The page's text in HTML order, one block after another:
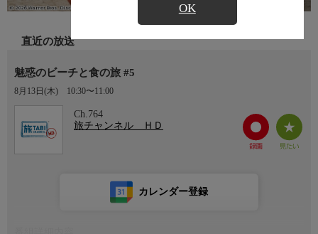
OK
直近の放送
魅惑のビーチと食の旅 #5
8月13日(木) 10:30〜11:00
Ch.764
旅チャンネル ＨＤ
カレンダー登録